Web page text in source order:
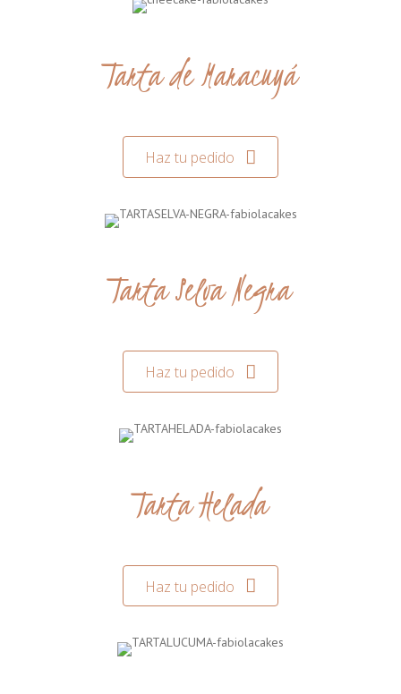
Tarta de Maracuyá
Haz tu pedido
Tarta Selva Negra
Haz tu pedido
Tarta Helada
Haz tu pedido